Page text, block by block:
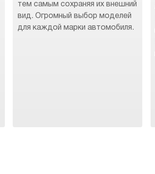
тем самым сохраняя их внешний
вид. Огромный выбор моделей
для каждой марки автомобиля.